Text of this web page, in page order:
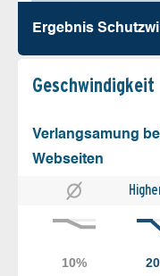
Ergebnis
Geschw­indigkeit
Verlangsamung
Webseiten